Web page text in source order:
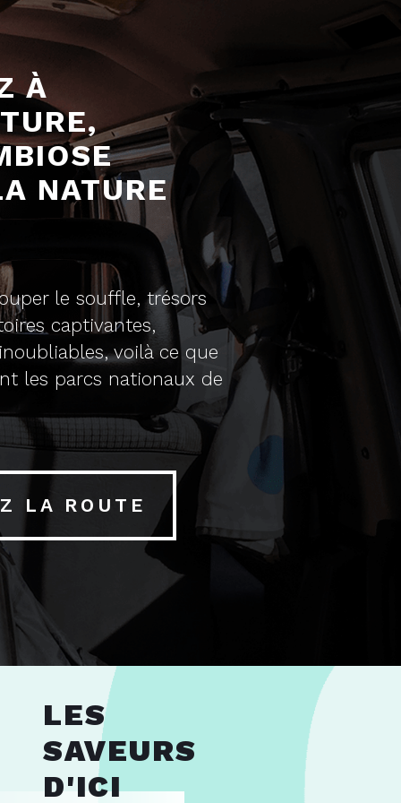
À
NATURE
le souffle, trésors
captivantes,
voilà ce que
les parcs nationaux de
LA ROUTE
LES
SAVEURS
D'ICI